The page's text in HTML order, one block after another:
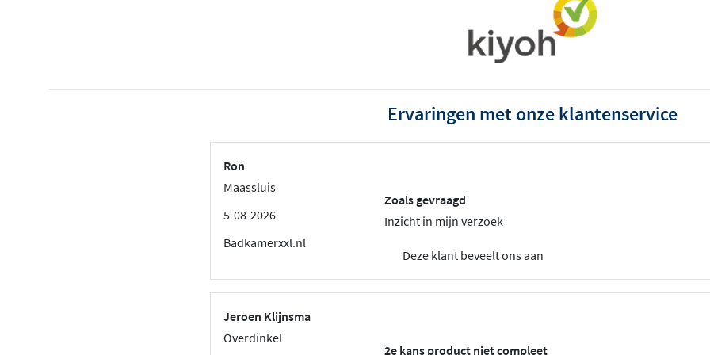
Ervaringen met onze klantenservice
Ron
Maassluis
5-08-2026
Badkamerxxl.nl
Zoals gevraagd
Inzicht in mijn verzoek
Deze klant beveelt ons aan
Jeroen Klijnsma
Overdinkel
2e kans product niet compleet